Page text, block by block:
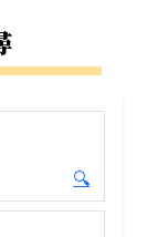
🔍
開始本站